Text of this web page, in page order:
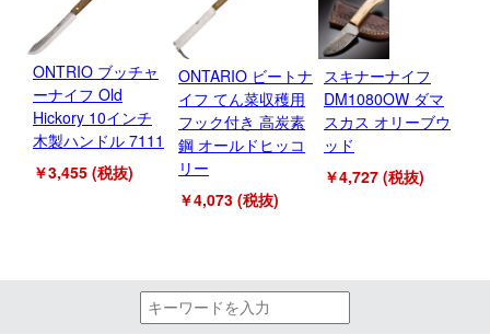
ONTRIO ブッチャ
ーナイフ Old
Hickory 10インチ
木製ハンドル 7111
￥3,455 (税抜)
ONTARIO ビートナ
イフ てん菜収穫用
フック付き 高炭素
鋼 オールドヒッコ
リー
￥4,073 (税抜)
スキナーナイフ
DM1080OW ダマ
スカス オリーブウ
ッド
￥4,727 (税抜)